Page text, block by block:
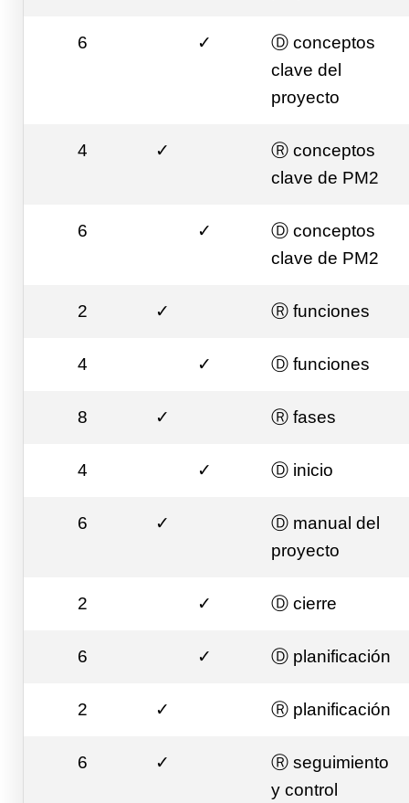
6 ✓
Ⓓ conceptos
clave del
proyecto
4 ✓
Ⓡ conceptos
clave de PM2
6 ✓
Ⓓ conceptos
clave de PM2
2 ✓ Ⓡ funciones
4 ✓ Ⓓ funciones
8 ✓ Ⓡ fases
4 ✓ Ⓓ inicio
6 ✓
Ⓓ manual del
proyecto
2 ✓ Ⓓ cierre
6 ✓ Ⓓ planificación
2 ✓ Ⓡ planificación
6 ✓
Ⓡ seguimiento
y control